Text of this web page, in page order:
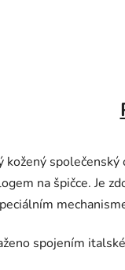
kožený společenský
na špičce. Je
spojením